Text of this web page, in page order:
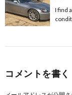
I find
コメントを書く